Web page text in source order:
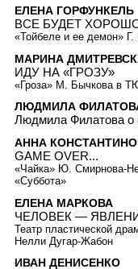
ЕЛЕНА ГОРФУНКЕЛЬ
ВСЕ БУДЕТ
«Тойбеле и ее демон»
МАРИНА
ИДУ НА «ГРОЗУ»
«Гроза» М. Бычкова в
ЛЮДМИЛА
Людмила Филатова о
АННА
GAME OVER...
«Чайка» Ю. Смирнова-
«Суббота»
ЕЛЕНА МАРКОВА
ЧЕЛОВЕК —
Театр пластической
Нелли Дугар-Жабон
ИВАН ДЕНИСЕНКО